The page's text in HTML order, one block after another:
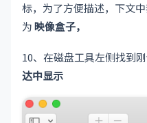
标，为了方便描述，下文
为映像盒子，
10、在磁盘工具左侧找到刚
达中显示